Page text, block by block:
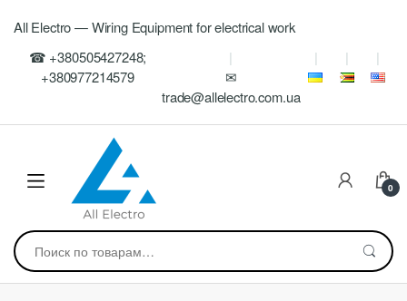
navigation
content
All Electro — Wiring Equipment for electrical work
☎ +380505427248;
+380977214579
✉
trade@allelectro.com.ua
0
Искать: